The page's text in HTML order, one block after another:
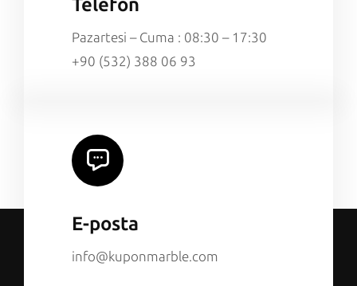
Pazartesi – Cuma : 08:30 – 17:30
+90 (532) 388 06 93
E-posta
info@kuponmarble.com